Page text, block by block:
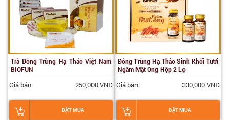
Trà Đông Trùng Hạ Thảo Việt Nam
BIOFUN
Giá bán: 250,000 VNĐ
ĐẶT MUA
Đông Trùng Hạ Thảo Sinh Khối Tươi
Ngâm Mật Ong Hộp 2 Lọ
Giá bán: 330,000 VNĐ
ĐẶT MUA